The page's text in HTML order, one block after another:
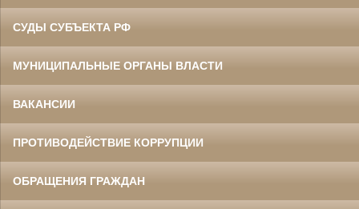
СУДЫ СУБЪЕКТА РФ
МУНИЦИПАЛЬНЫЕ ОРГАНЫ ВЛАСТИ
ВАКАНСИИ
ПРОТИВОДЕЙСТВИЕ КОРРУПЦИИ
ОБРАЩЕНИЯ ГРАЖДАН